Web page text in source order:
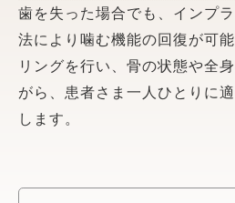
歯を失った場合でも、インプ
法により噛む機能の回復が可
リングを行い、骨の状態や全
がら、患者さま一人ひとりに
します。